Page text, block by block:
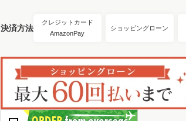
決済方法
クレジットカード
AmazonPay
ショッピングローン